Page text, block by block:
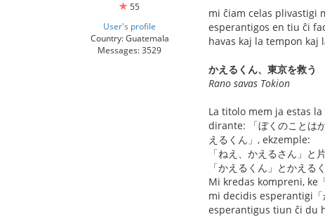
55
User's profile
Country: Guatemala
Messages: 3529
mi ĉiam celas plivastigi
esperantigos en tiu ĉi
havas kaj la tempon
かえるくん、東京を救う
Rano savas Tokion
La titolo mem ja estas
dirante: 「ぼくのことは
えるくん」, ekzemple:
「ねえ、かえるさん」と
「かえるくん」とかえる
Mi kredas kompreni, ke
mi decidis esperantigi「
esperantigus tiun ĉi du